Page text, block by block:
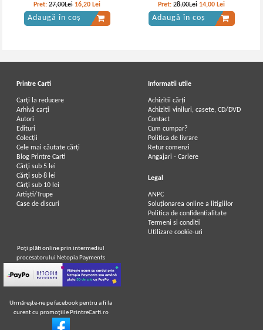
Pret:27,00Lei 16,20 Lei
Adaugă în coș
Pret:28,00Lei 14,00 Lei
Adaugă în coș
Printre Carti
Carți la reducere
Arhivă carți
Autori
Edituri
Colecții
Cele mai căutate cărți
Blog Printre Carti
Cărţi sub 5 lei
Cărţi sub 8 lei
Cărţi sub 10 lei
Artiști/Trupe
Case de discuri
Informatii utile
Achizitii cărți
Achizitii viniluri, casete, CD/DVD
Contact
Cum cumpar?
Politica de livrare
Retur comenzi
Angajari - Cariere
Legal
ANPC
Soluționarea online a litigiilor
Politica de confidentialitate
Termeni si conditii
Utilizare cookie-uri
Poţi plăti online prin intermediul
procesatorului Netopia Payments
Urmăreşte-ne pe facebook pentru a fi la
curent cu promoţiile PrintreCarti.ro